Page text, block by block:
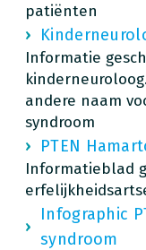
patiënten
Informatie
andere naam
syndroom
PTEN
Informatieblad
Infographic
syndroom